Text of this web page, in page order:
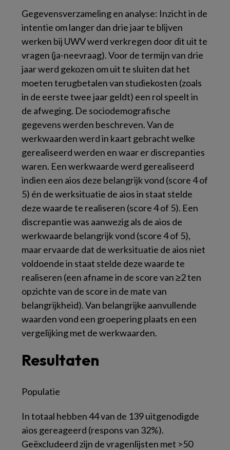
Gegevensverzameling en analyse: Inzicht in de
intentie om langer dan drie jaar te blijven
werken bij UWV werd verkregen door dit uit te
vragen (ja-neevraag). Voor de termijn van drie
jaar werd gekozen om uit te sluiten dat het
moeten terugbetalen van studiekosten (zoals
in de eerste twee jaar geldt) een rol speelt in
de afweging. De sociodemografische
gegevens werden beschreven. Van de
werkwaarden werd in kaart gebracht welke
gerealiseerd werden en waar er discrepanties
waren. Een werkwaarde werd gerealiseerd
indien een aios deze belangrijk vond (score 4 of
5) én de werksituatie de aios in staat stelde
deze waarde te realiseren (score 4 of 5). Een
discrepantie was aanwezig als de aios de
werkwaarde belangrijk vond (score 4 of 5),
maar ervaarde dat de werksituatie de aios niet
voldoende in staat stelde deze waarde te
realiseren (een afname in de score van ≥2 ten
opzichte van de score in de mate van
belangrijkheid). Van belangrijke aanvullende
waarden vond een groepering plaats en een
vergelijking met de werkwaarden.
Resultaten
Populatie
In totaal hebben 44 van de 139 uitgenodigde
aios gereageerd (respons van 32%).
Geëxcludeerd zijn de vragenlijsten met >50